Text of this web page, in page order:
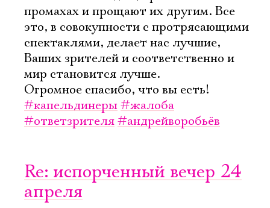
промахах и прощают их другим. Все
это, в совокупности с протрясающими
спектаклями, делает нас лучшие,
Ваших зрителей и соответственно и
мир становится лучше.
Огромное спасибо, что вы есть!
#капельдинеры#жалоба
#ответзрителя#андрейворобьёв
Re: испорченный вечер 24
апреля